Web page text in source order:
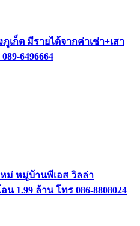
เก็ต มีรายได้จากค่าเช่า+เสา
6496664
ม่ หมู่บ้านพีเอส วิลล่า
1.99 ล้าน โทร 086-8808024